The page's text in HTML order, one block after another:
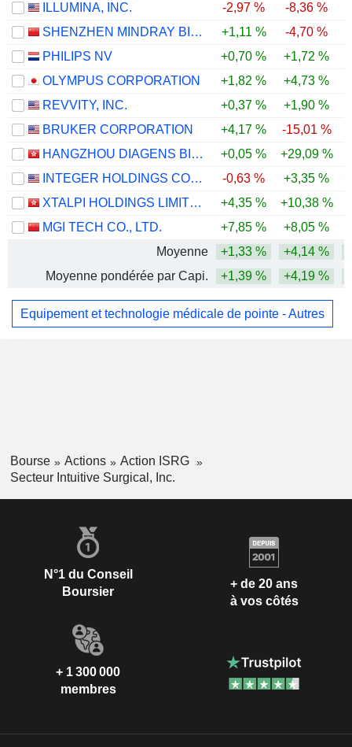
ILLUMINA, INC.
-2,97 % -8,36 %
SHENZHEN MINDRAY BIO-MEDICAL ELECTRONICS CO., LTD.
+1,11 % -4,70 %
PHILIPS NV
+0,70 % +1,72 %
OLYMPUS CORPORATION
+1,82 % +4,73 %
REVVITY, INC.
+0,37 % +1,90 %
BRUKER CORPORATION
+4,17 % -15,01 %
HANGZHOU DIAGENS BIOTECHNOLOGY CO., LTD.
+0,05 % +29,09 %
INTEGER HOLDINGS CORPORATION
-0,63 % +3,35 %
XTALPI HOLDINGS LIMITED
+4,35 % +10,38 %
MGI TECH CO., LTD.
+7,85 % +8,05 %
Moyenne
+1,33 % +4,14 %
Moyenne pondérée par Capi.
+1,39 % +4,19 %
Equipement et technologie médicale de pointe - Autres
Bourse Actions
Action ISRG
Secteur Intuitive Surgical, Inc.
N°1 du Conseil
Boursier
+ de 20 ans
à vos côtés
+ 1 300 000
membres